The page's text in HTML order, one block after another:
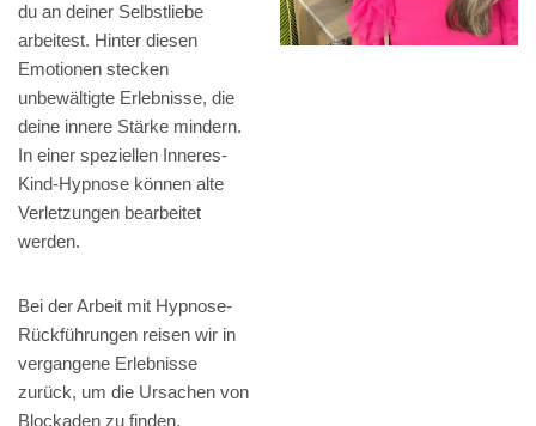
du an deiner Selbstliebe
arbeitest. Hinter diesen
Emotionen stecken
unbewältigte Erlebnisse, die
deine innere Stärke mindern.
In einer speziellen Inneres-
Kind-Hypnose können alte
Verletzungen bearbeitet
werden.
Bei der Arbeit mit Hypnose-
Rückführungen reisen wir in
vergangene Erlebnisse
zurück, um die Ursachen von
Blockaden zu finden.